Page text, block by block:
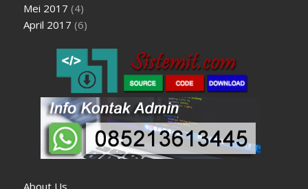
Mei 2017 (4)
April 2017 (6)